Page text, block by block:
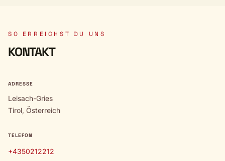
SO ERREICHST DU UNS
KONTAKT
ADRESSE
Leisach-Gries
Tirol, Österreich
TELEFON
+4350212212